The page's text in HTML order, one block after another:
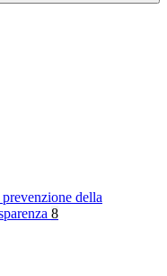
della
8